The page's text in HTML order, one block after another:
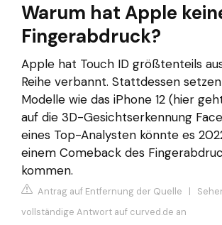
Warum hat Apple
Fingerabdruck?
Apple hat Touch ID größtenteils
Reihe verbannt. Stattdessen
Modelle wie das iPhone 12 (hier
auf die 3D-Gesichtserkennung
eines Top-Analysten könnte es
einem Comeback des
kommen.
Antrag auf Entfernung der Quelle |
vollständige Antwort auf curved.de an